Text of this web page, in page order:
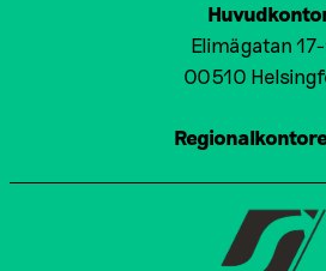
Elimägatan
00510